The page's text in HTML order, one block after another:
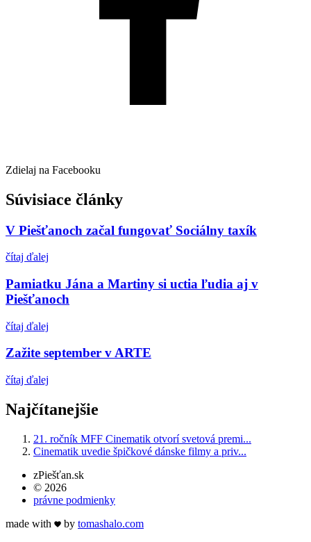
Zdielaj na Facebooku
Súvisiace články
V Piešťanoch začal fungovať Sociálny taxík
čítaj ďalej
Pamiatku Jána a Martiny si uctia ľudia aj v
Piešťanoch
čítaj ďalej
Zažite september v ARTE
čítaj ďalej
Najčítanejšie
21. ročník MFF Cinematik otvorí svetová premi...
Cinematik uvedie špičkové dánske filmy a priv...
zPiešťan.sk
© 2026
právne podmienky
made with
by tomashalo.com